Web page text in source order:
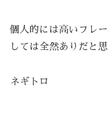
個人的には高いフレ
しては全然ありだと思
ネギトロ